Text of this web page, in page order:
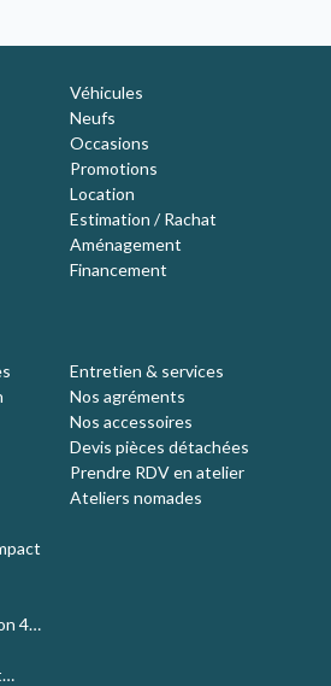
Véhicules
Neufs
Occasions
Promotions
Location
Estimation / Rachat
Aménagement
Financement
4
Entretien & services
Nos agréments
Nos accessoires
Devis pièces détachées
Prendre RDV en atelier
Ateliers nomades